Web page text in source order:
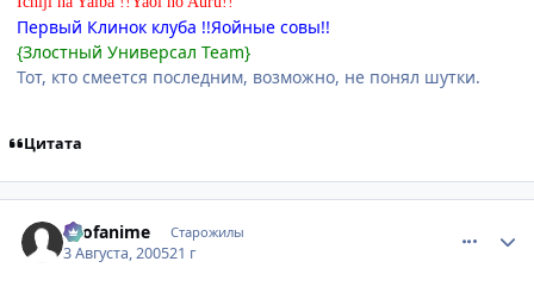
Первый Клинок клуба !!Яойные совы!!
{Злостный Универсал Team}
Тот, кто смеется последним, возможно, не понял шутки.
Цитата
allofanime Старожилы
3 Августа, 200521 г